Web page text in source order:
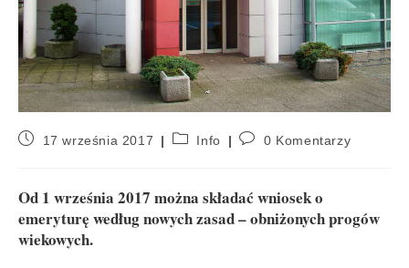
17 września 2017 Info 0 Komentarzy
Od 1 września 2017 można składać wniosek o
emeryturę według nowych zasad – obniżonych progów
wiekowych.